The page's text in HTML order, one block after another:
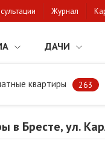
Журнал
ДАЧИ
квартиры 263
ул. Карла Маркса
в Бресте, ул.